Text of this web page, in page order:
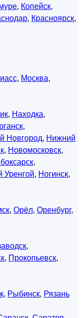
, Копейск,
, Красноярск,
, Москва,
, Находка,
,
Новгород, Нижний
, Новомосковск,
,
Уренгой, Ногинск,
, Орёл, Оренбург,
,
, Прокопьевск,
, Рыбинск, Рязань